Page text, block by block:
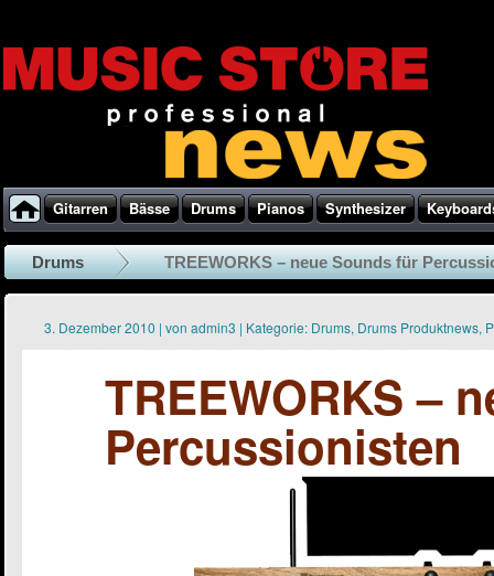
Gitarren Bässe Drums Pianos Synthesizer
Drums TREEWORKS – neue Sounds für
3. Dezember 2010 | von admin3 | Kategorie: Drums, Drums Produktnews,
TREEWORKS –
Percussionisten